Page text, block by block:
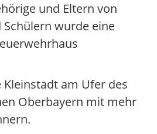
und Eltern von
wurde eine
Kleinstadt am Ufer des
Oberbayern mit mehr